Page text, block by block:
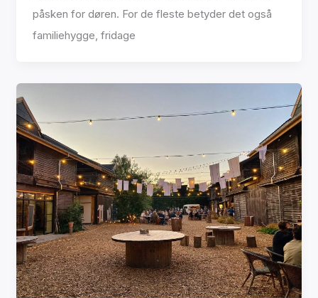
påsken for døren. For de fleste betyder det også
familiehygge, fridage